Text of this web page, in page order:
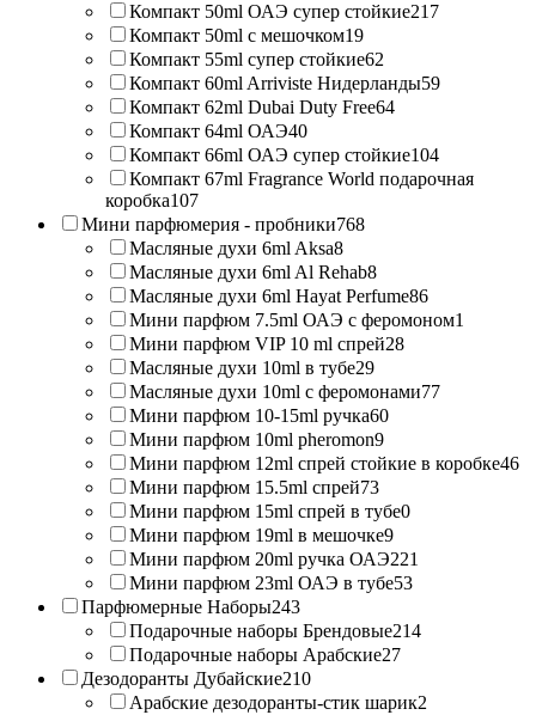
Компакт 50ml ОАЭ супер стойкие217
Компакт 50ml с мешочком19
Компакт 55ml супер стойкие62
Компакт 60ml Arriviste Нидерланды59
Компакт 62ml Dubai Duty Free64
Компакт 64ml ОАЭ40
Компакт 66ml ОАЭ супер стойкие104
Компакт 67ml Fragrance World подарочная
коробка107
Мини парфюмерия - пробники768
Масляные духи 6ml Aksa8
Масляные духи 6ml Al Rehab8
Масляные духи 6ml Hayat Perfume86
Мини парфюм 7.5ml ОАЭ с феромоном1
Мини парфюм VIP 10 ml спрей28
Масляные духи 10ml в тубе29
Масляные духи 10ml с феромонами77
Мини парфюм 10-15ml ручка60
Мини парфюм 10ml pheromon9
Мини парфюм 12ml спрей стойкие в коробке46
Мини парфюм 15.5ml спрей73
Мини парфюм 15ml спрей в тубе0
Мини парфюм 19ml в мешочке9
Мини парфюм 20ml ручка ОАЭ221
Мини парфюм 23ml ОАЭ в тубе53
Парфюмерные Наборы243
Подарочные наборы Брендовые214
Подарочные наборы Арабские27
Дезодоранты Дубайские210
Арабские дезодоранты-стик шарик2